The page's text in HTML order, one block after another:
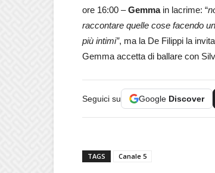
ore 16:00 –Gemmain lacrime: “
raccontare quelle cose facendo
più intimi”, ma la De Filippi la
Gemma accetta di ballare con
Seguici su Google Discover
TAGS Canale 5